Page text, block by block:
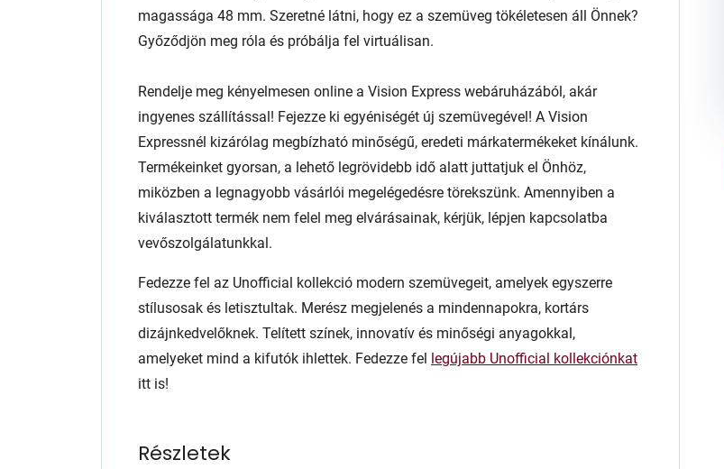
magassága 48 mm. Szeretné látni, hogy ez a szemüveg tökéletesen áll Önnek?
Győződjön meg róla és próbálja fel virtuálisan.
Rendelje meg kényelmesen online a Vision Express webáruházából, akár
ingyenes szállítással! Fejezze ki egyéniségét új szemüvegével! A Vision
Expressnél kizárólag megbízható minőségű, eredeti márkatermékeket kínálunk.
Termékeinket gyorsan, a lehető legrövidebb idő alatt juttatjuk el Önhöz,
miközben a legnagyobb vásárlói megelégedésre törekszünk. Amennyiben a
kiválasztott termék nem felel meg elvárásainak, kérjük, lépjen kapcsolatba
vevőszolgálatunkkal.
Fedezze fel az Unofficial kollekció modern szemüvegeit, amelyek egyszerre
stílusosak és letisztultak. Merész megjelenés a mindennapokra, kortárs
dizájnkedvelőknek. Telített színek, innovatív és minőségi anyagokkal,
amelyeket mind a kifutók ihlettek. Fedezze fel legújabb Unofficial kollekciónkat
itt is!
Részletek